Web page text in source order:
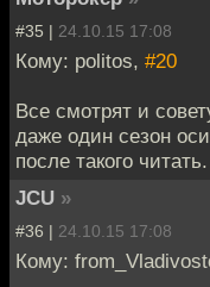
#35 | 24.10.15 17:08
Кому: politos, #20
Все смотрят и
даже один сезон
после такого
JCU »
#36 | 24.10.15 17:08
Кому: